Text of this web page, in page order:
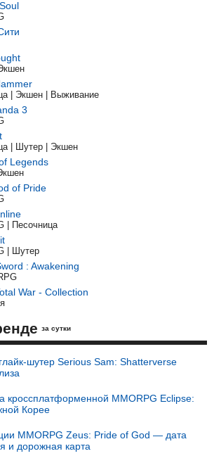
| Экшен | Выживание
3
| Шутер | Экшен
Legends
of Pride
| Песочница
| Шутер
: Awakening
War - Collection
за сутки
шутер Serious Sam: Shatterverse
кроссплатформенной MMORPG Eclipse:
Корее
MMORPG Zeus: Pride of God — дата
и дорожная карта